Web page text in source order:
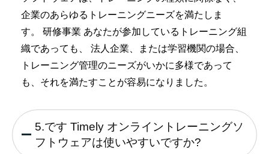
企業のあらゆるトレーニングニーズを満たしま
す。 研修事業 あなたが参加しているトレーニング組
織であっても、 法人企業 、または学習機関の場合、
トレーニング管理のニーズがいかに多様であって
も、それを満たすことが容易になりました。
5.です Timely オンライントレーニングソ
フトウェアは使いやすいですか?